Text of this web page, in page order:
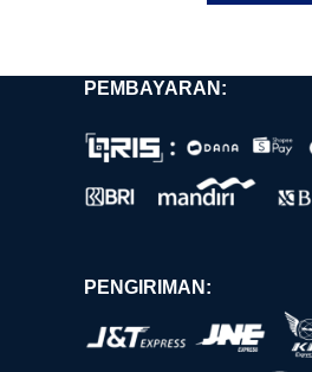
PEMBAYARAN:
PENGIRIMAN: